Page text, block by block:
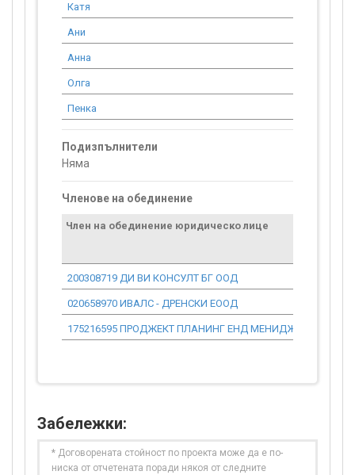
Катя
Ани
Анна
Олга
Пенка
Подизпълнители
Няма
Членове на обединение
Член на обединение юридическо лице
200308719 ДИ ВИ КОНСУЛТ БГ ООД
020658970 ИВАЛС - ДРЕНСКИ ЕООД
175216595 ПРОДЖЕКТ ПЛАНИНГ ЕНД МЕНИДЖМЪНТ ООД
Забележки:
* Договорената стойност по проекта може да е по-
ниска от отчетената поради някоя от следните